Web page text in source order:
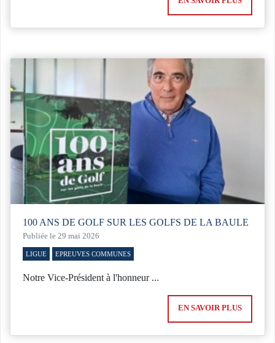
100 ANS DE GOLF SUR LES GOLFS DE LA BAULE
Publiée le 29 mai 2026
LIGUE EPREUVES COMMUNES
Notre Vice-Président à l'honneur ...
EN SAVOIR PLUS